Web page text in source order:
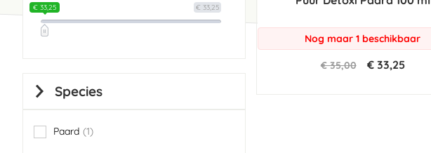
Nog maar 1 beschikbaar
€ 35,00 € 33,25
€ 33,25
€ 33,25
Species
Paard 1
item